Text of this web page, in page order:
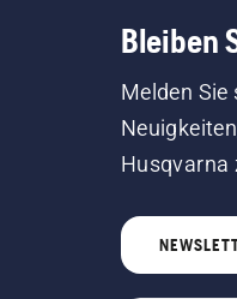
Bleiben
Melden Sie
Husqvarna